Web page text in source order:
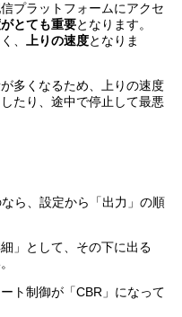
プラットフォームにアクセ
とても重要となります。
、 上りの速度となりま
多くなるため、上りの速度
たり、途中で停止して最悪
ら、設定から「出力」の順
」として、その下に出る
ト制御が「CBR」になって